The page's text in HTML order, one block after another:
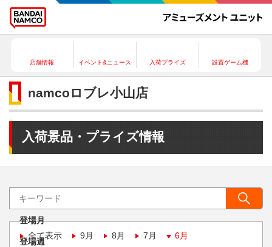
店舗情報 イベント&ニュース 入荷プライズ 設置ゲーム機
namcoロブレ小山店
入荷景品・プライズ情報
登場月
全て表示
9月 8月 7月 6月
登場週